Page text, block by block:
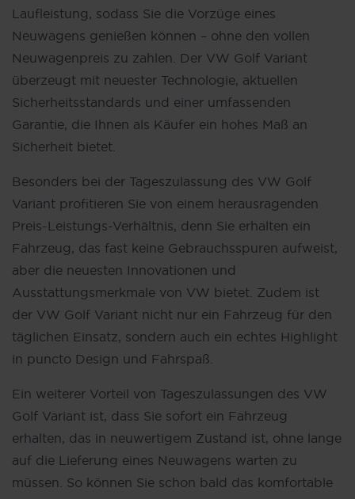
Laufleistung, sodass Sie die Vorzüge eines
Neuwagens genießen können – ohne den vollen
Neuwagenpreis zu zahlen. Der VW Golf Variant
überzeugt mit neuester Technologie, aktuellen
Sicherheitsstandards und einer umfassenden
Garantie, die Ihnen als Käufer ein hohes Maß an
Sicherheit bietet.
Besonders bei der Tageszulassung des VW Golf
Variant profitieren Sie von einem herausragenden
Preis-Leistungs-Verhältnis, denn Sie erhalten ein
Fahrzeug, das fast keine Gebrauchsspuren aufweist,
aber die neuesten Innovationen und
Ausstattungsmerkmale von VW bietet. Zudem ist
der VW Golf Variant nicht nur ein Fahrzeug für den
täglichen Einsatz, sondern auch ein echtes Highlight
in puncto Design und Fahrspaß.
Ein weiterer Vorteil von Tageszulassungen des VW
Golf Variant ist, dass Sie sofort ein Fahrzeug
erhalten, das in neuwertigem Zustand ist, ohne lange
auf die Lieferung eines Neuwagens warten zu
müssen. So können Sie schon bald das komfortable